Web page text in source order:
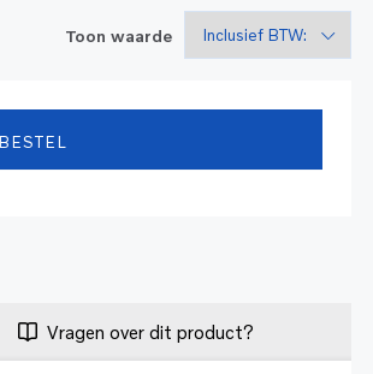
Toon waarde
BESTEL
Vragen over dit product?